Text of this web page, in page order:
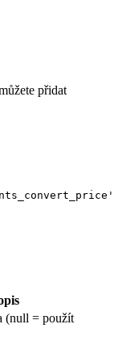
přidat
'
(null = použít